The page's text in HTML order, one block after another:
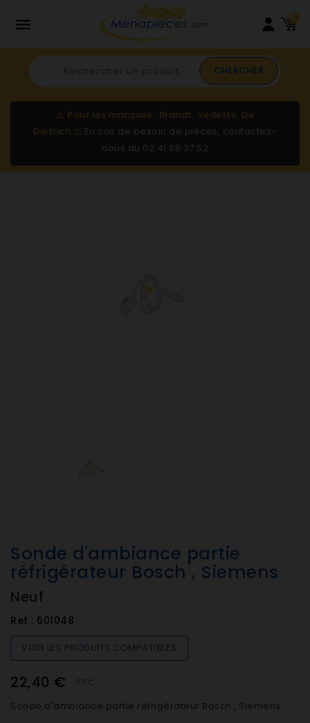
 0
CHERCHER
⚠️ Pour les marques : Brandt, Vedette, De
Dietrich ⚠️ En cas de besoin de pièces, contactez-
nous au 02 41 65 37 52
Sonde d'ambiance partie
réfrigérateur Bosch , Siemens
Neuf
Ref : 601048
VOIR LES PRODUITS COMPATIBLES
22,40 €
Sonde d'ambiance partie réfrigérateur Bosch , Siemens